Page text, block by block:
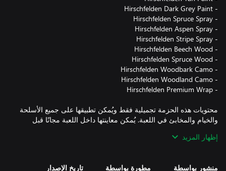
محتويات هذه الحزمة تجميلية فقط ويُمكن تطبيقها على جميع الأسلحة
والخيام والمخابئ في اللعبة. يُمكن معاينتها داخل اللعبة مجانًا قبل
إظهار المزيد
منشور بواسطة مطورة بواسطة تاريخ الإصدار